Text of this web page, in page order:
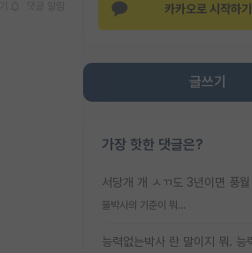
카카오로 시작하기
글쓰기
가장 핫한 댓글은?
물박사의 기준이 뭐임?